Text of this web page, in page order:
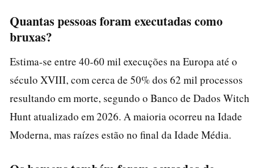
Quantas pessoas foram executadas como
bruxas?
Estima-se entre 40-60 mil execuções na Europa até o
século XVIII, com cerca de 50% dos 62 mil processos
resultando em morte, segundo o Banco de Dados Witch
Hunt atualizado em 2026. A maioria ocorreu na Idade
Moderna, mas raízes estão no final da Idade Média.